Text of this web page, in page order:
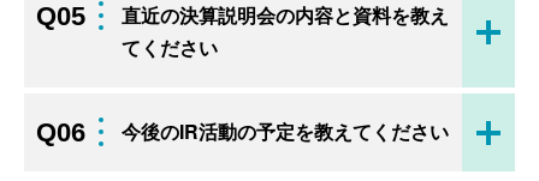
Q05
直近の決算説明会の内容と資料を教え
てください
開く
Q06 今後のIR活動の予定を教えてください 開く